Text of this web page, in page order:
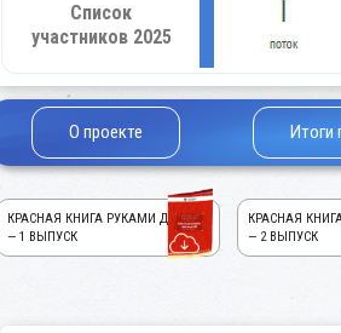
Список
участников 2025
О проекте Итоги
КРАСНАЯ КНИГА РУКАМИ ДЕТЕЙ!
— 1 ВЫПУСК
КРАСНАЯ
— 2 ВЫПУСК